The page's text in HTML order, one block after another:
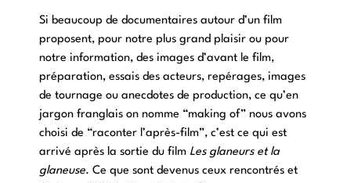
Si beaucoup de documentaires autour d’un film
proposent, pour notre plus grand plaisir ou pour
notre information, des images d’avant le film,
préparation, essais des acteurs, repérages, images
de tournage ou anecdotes de production, ce qu’en
jargon franglais on nomme “making of” nous avons
choisi de “raconter l’après-film”, c’est ce qui est
arrivé après la sortie du film Les glaneurs et la
glaneuse. Ce que sont devenus ceux rencontrés et